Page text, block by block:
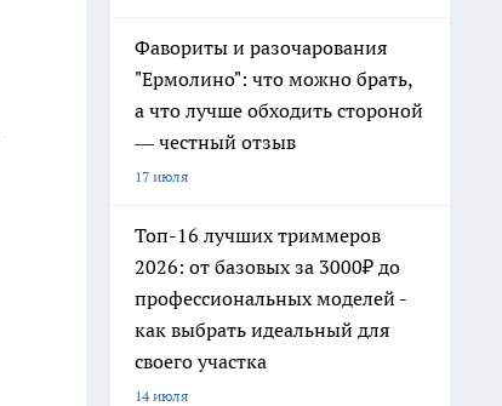
Фавориты и разочарования
"Ермолино": что можно брать,
а что лучше обходить стороной
— честный отзыв
17 июля
Топ-16 лучших триммеров
2026: от базовых за 3000₽ до
профессиональных моделей -
как выбрать идеальный для
своего участка
14 июля